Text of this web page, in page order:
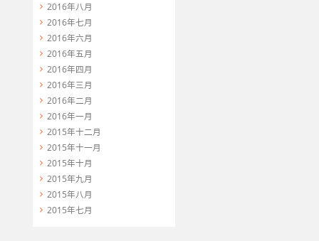
2016年八月
2016年七月
2016年六月
2016年五月
2016年四月
2016年三月
2016年二月
2016年一月
2015年十二月
2015年十一月
2015年十月
2015年九月
2015年八月
2015年七月